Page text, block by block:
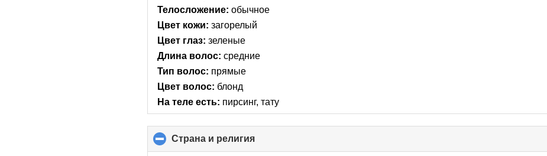
Телосложение: обычное
Цвет кожи: загорелый
Цвет глаз: зеленые
Длина волос: средние
Тип волос: прямые
Цвет волос: блонд
На теле есть: пирсинг, тату
Страна и религия
to